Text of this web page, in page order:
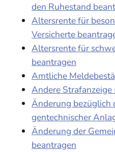
den Ruhestand
Altersrente für
Versicherte
Altersrente für
beantragen
Amtliche
Andere Strafanzeige
Änderung bezüglich
gentechnischer
Änderung der
beantragen